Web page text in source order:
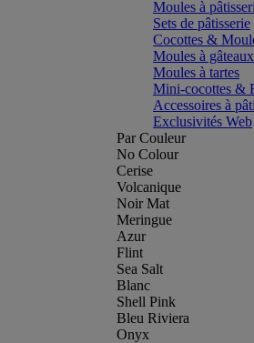
Moules à
Sets de pâtisserie
Cocottes &
Moules à
Moules à tartes
Mini-cocottes &
Accessoires à
Exclusivités Web
Par Couleur
No Colour
Cerise
Volcanique
Noir Mat
Meringue
Azur
Flint
Sea Salt
Blanc
Shell Pink
Bleu Riviera
Onyx